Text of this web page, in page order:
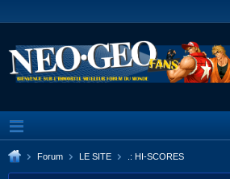
Forum LE SITE .: HI-SCORES